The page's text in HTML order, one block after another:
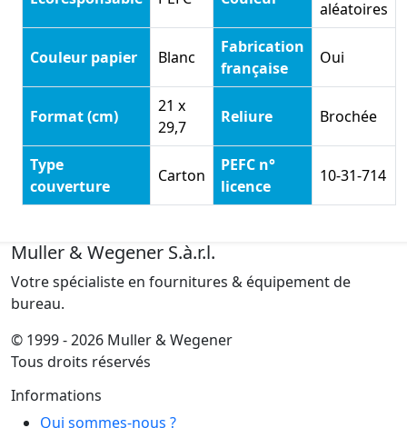
aléatoires
Couleur papier Blanc
Fabrication
française
Oui
Format (cm)
21 x
29,7
Reliure Brochée
Type
couverture
Carton
PEFC n°
licence
10-31-714
Muller & Wegener S.à.r.l.
Votre spécialiste en fournitures & équipement de
bureau.
© 1999 - 2026 Muller & Wegener
Tous droits réservés
Informations
Qui sommes-nous ?